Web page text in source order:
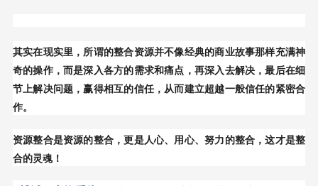
其实在现实里，所谓的整合资源并不像经典的商业故事那样充满神
奇的操作，而是深入各方的需求和痛点，再深入去解决，最后在细
节上解决问题，赢得相互的信任，从而建立超越一般信任的紧密合
作。
资源整合是资源的整合，更是人心、用心、努力的整合，这才是整
合的灵魂！